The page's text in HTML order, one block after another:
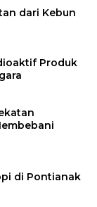
dari Kebun
Produk
di Pontianak